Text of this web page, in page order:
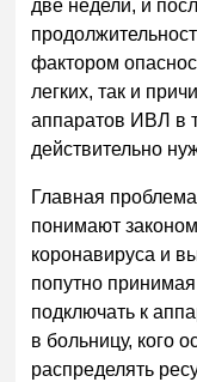
две недели, и
фактором
легких, так и
аппаратов ИВЛ в
действительно
Главная
понимают
коронавируса и
попутно
подключать к
в больницу, кого
распределять